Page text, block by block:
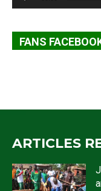
FANS
ARTICLES